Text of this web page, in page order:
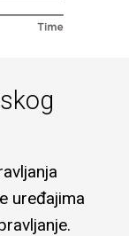
uređajima